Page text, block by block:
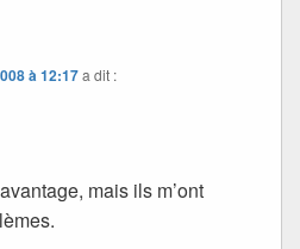
à 12:17a dit :
mais ils m’ont